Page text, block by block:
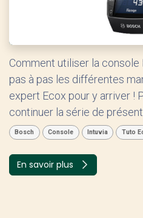
Comment utiliser la console
pas à pas les différentes
expert Ecox pour y arriver !
continuer la série de
Bosch Console Intuvia Tuto
En savoir plus